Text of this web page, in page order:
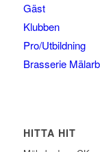
Gäst
Klubben
Pro/Utbildning
Brasserie
HITTA HIT